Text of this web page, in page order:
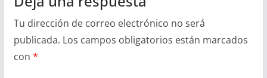
Tu dirección de correo electrónico no será
publicada. Los campos obligatorios están marcados
con *